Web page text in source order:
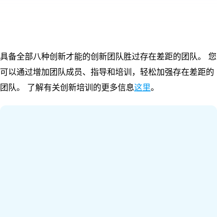
具备全部八种创新才能的创新团队胜过存在差距的团队。 您
可以通过增加团队成员、指导和培训，轻松加强存在差距的
团队。 了解有关创新培训的更多信息这里。